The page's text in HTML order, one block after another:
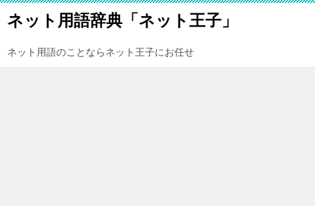
ネット用語辞典「ネット王子」
ネット用語のことならネット王子にお任せ